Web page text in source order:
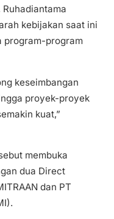
Ruhadiantama
kebijakan saat ini
program-program
keseimbangan
proyek-proyek
kuat,”
membuka
dua Direct
dan PT